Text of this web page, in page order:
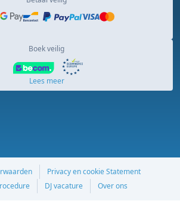
Boek veilig
Lees meer
Privacy en cookie Statement
DJ vacature Over ons